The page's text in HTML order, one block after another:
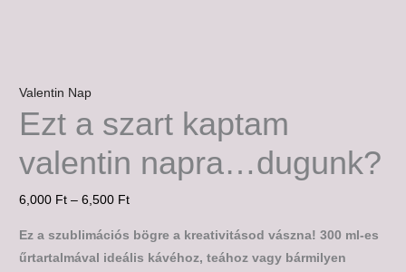
Valentin Nap
Ezt a szart kaptam
valentin napra…dugunk?
6,000 Ft – 6,500 Ft
Ez a szublimációs bögre a kreativitásod vászna! 300 ml-es
űrtartalmával ideális kávéhoz, teához vagy bármilyen